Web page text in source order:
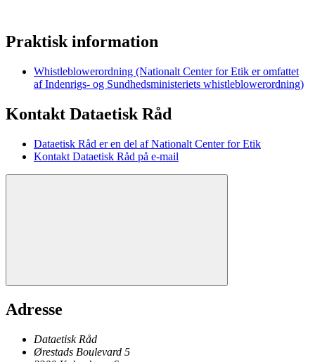
Praktisk information
Whistleblowerordning (Nationalt Center for Etik er omfattet
af Indenrigs- og Sundhedsministeriets whistleblowerordning)
Kontakt Dataetisk Råd
Dataetisk Råd er en del af Nationalt Center for Etik
Kontakt Dataetisk Råd på e-mail
Adresse
Dataetisk Råd
Ørestads Boulevard 5